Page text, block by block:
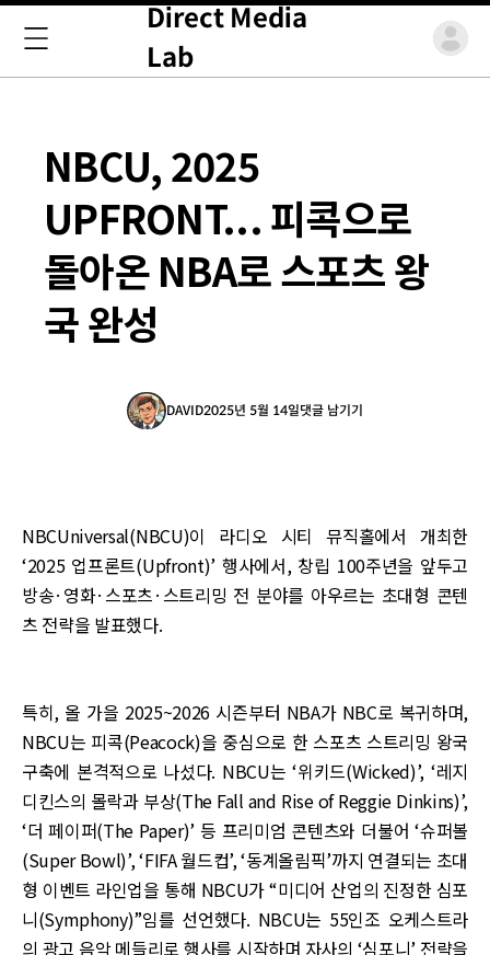
Direct Media
Lab
NBCU, 2025
UPFRONT... 피콕으로
돌아온 NBA로 스포츠 왕
국 완성
DAVID2025년 5월 14일댓글 남기기
NBCUniversal(NBCU)이 라디오 시티 뮤직홀에서 개최한
‘2025 업프론트(Upfront)’ 행사에서, 창립 100주년을 앞두고
방송·영화·스포츠·스트리밍 전 분야를 아우르는 초대형 콘텐
츠 전략을 발표했다.
특히, 올 가을 2025~2026 시즌부터 NBA가 NBC로 복귀하며,
NBCU는 피콕(Peacock)을 중심으로 한 스포츠 스트리밍 왕국
구축에 본격적으로 나섰다. NBCU는 ‘위키드(Wicked)’, ‘레지
디킨스의 몰락과 부상(The Fall and Rise of Reggie Dinkins)’,
‘더 페이퍼(The Paper)’ 등 프리미엄 콘텐츠와 더불어 ‘슈퍼볼
(Super Bowl)’, ‘FIFA 월드컵’, ‘동계올림픽’까지 연결되는 초대
형 이벤트 라인업을 통해 NBCU가 “미디어 산업의 진정한 심포
니(Symphony)”임를 선언했다. NBCU는 55인조 오케스트라
의 광고 음악 메들리로 행사를 시작하며 자사의 ‘심포니’ 전략을